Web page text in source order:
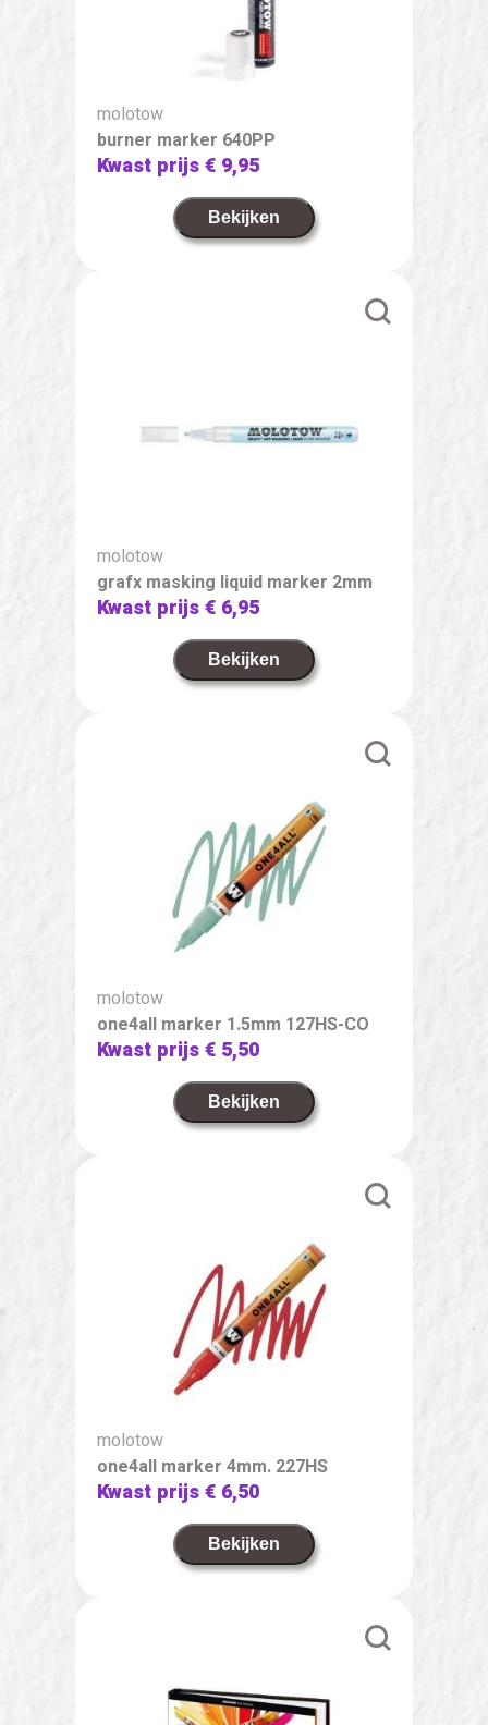
molotow
burner marker 640PP
Kwast prijs€ 9,95
Bekijken
molotow
grafx masking liquid marker 2mm
Kwast prijs€ 6,95
Bekijken
molotow
one4all marker 1.5mm 127HS-CO
Kwast prijs€ 5,50
Bekijken
molotow
one4all marker 4mm. 227HS
Kwast prijs€ 6,50
Bekijken